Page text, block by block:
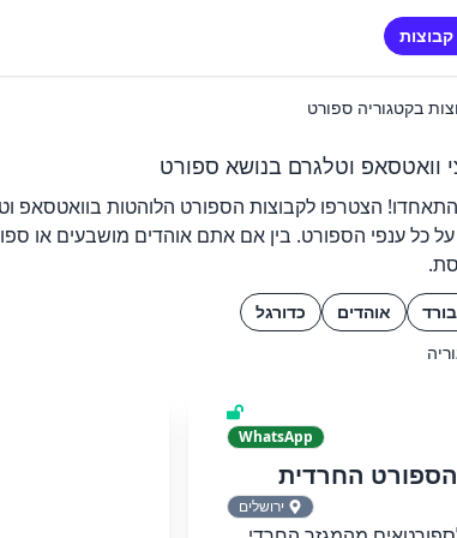
בקטגוריה ספורט
וואטסאפ וטלגרם בנושא ספורט
הצטרפו לקבוצות הספורט הלוהטות בוואטסאפ
על כל ענפי הספורט. בין אם אתם אוהדים מושבעים או
אוהדים
כדורגל
WhatsApp
החרדית
ירושלים